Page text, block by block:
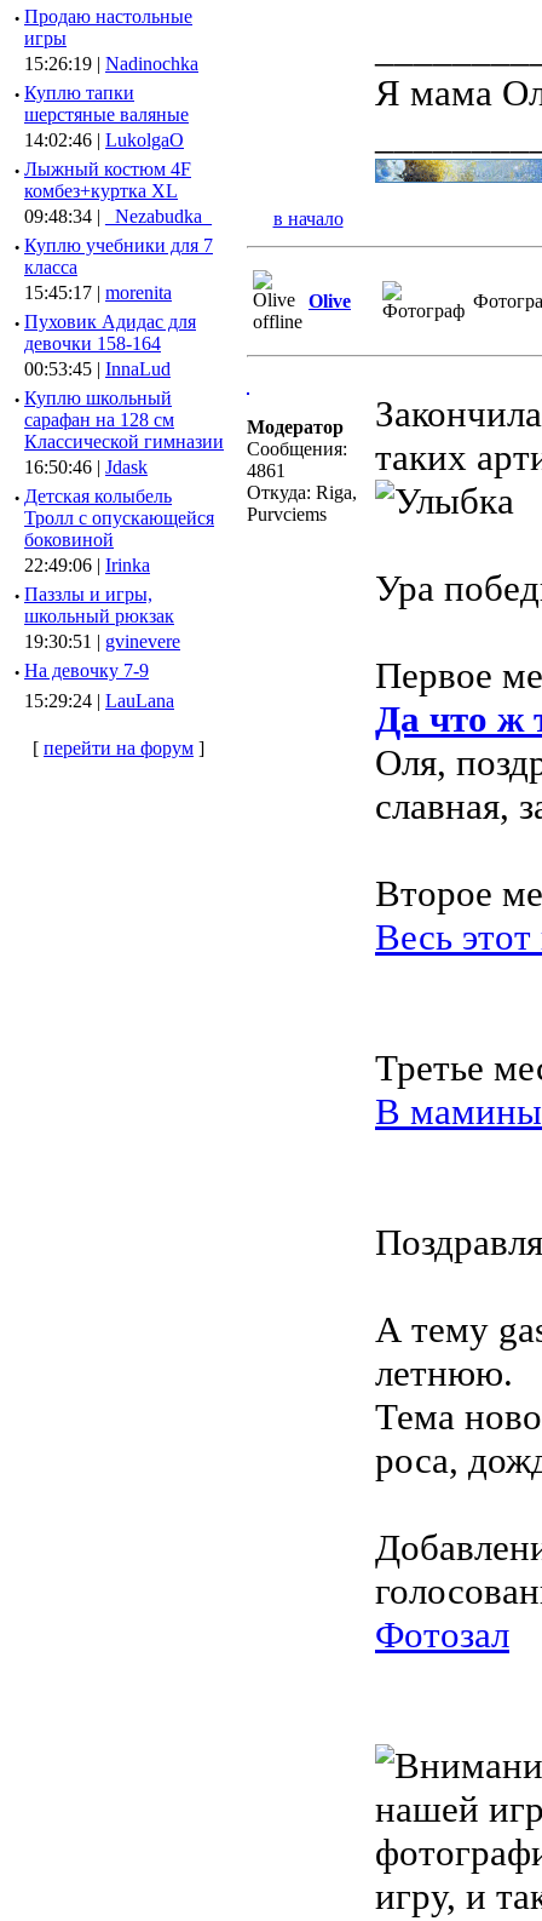
· Продаю настольные
игры
15:26:19 | Nadinochka
· Куплю тапки
шерстяные валяные
14:02:46 | LukolgaO
· Лыжный костюм 4F
комбез+куртка XL
09:48:34 |
_Nezabudka_
· Куплю учебники для 7
класса
15:45:17 | morenita
· Пуховик Адидас для
девочки 158-164
00:53:45 | InnaLud
· Куплю школьный
сарафан на 128 см
Классической гимназии
16:50:46 | Jdask
· Детская колыбель
Тролл с опускающейся
боковиной
22:49:06 | Irinka
· Паззлы и игры,
школьный рюкзак
19:30:51 | gvinevere
· Hа девочку 7-9
15:29:24 | LauLana
[ перейти на форум ]
Я мама
в начало
Olive
Модератор
Сообщения:
4861
Откуда: Riga,
Purvciems
таких
Ура
Первое
Да что ж
Оля,
славная,
Второе
Весь
Третье
В
А тему
летнюю.
Тема
роса,
Фотозал
нашей
игру, и